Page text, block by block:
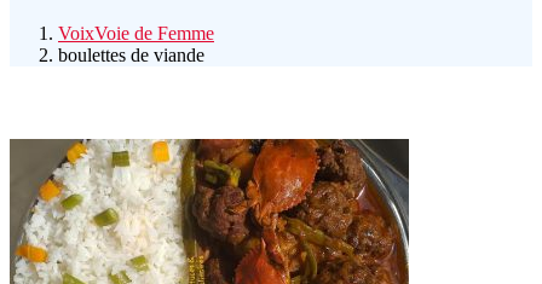
VoixVoie de Femme
boulettes de viande